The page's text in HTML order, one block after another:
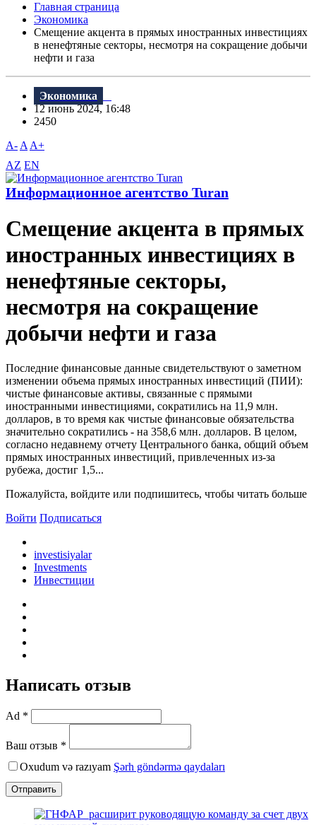
Главная страница
Экономика
Смещение акцента в прямых иностранных инвестициях
в ненефтяные секторы, несмотря на сокращение добычи
нефти и газа
Экономика
12 июнь 2024, 16:48
2450
A- A A+
AZ EN
Информационное агентство Turan
Смещение акцента в прямых
иностранных инвестициях в
ненефтяные секторы,
несмотря на сокращение
добычи нефти и газа
Последние финансовые данные свидетельствуют о заметном
изменении объема прямых иностранных инвестиций (ПИИ):
чистые финансовые активы, связанные с прямыми
иностранными инвестициями, сократились на 11,9 млн.
долларов, в то время как чистые финансовые обязательства
значительно сократились - на 358,6 млн. долларов. В целом,
согласно недавнему отчету Центрального банка, общий объем
прямых иностранных инвестиций, привлеченных из-за
рубежа, достиг 1,5...
Пожалуйста, войдите или подпишитесь, чтобы читать больше
Войти Подписаться
investisiyalar
Investments
Инвестиции
Написать отзыв
Ad *
Ваш отзыв *
Oxudum və razıyam Şərh göndərmə qaydaları
Отправить